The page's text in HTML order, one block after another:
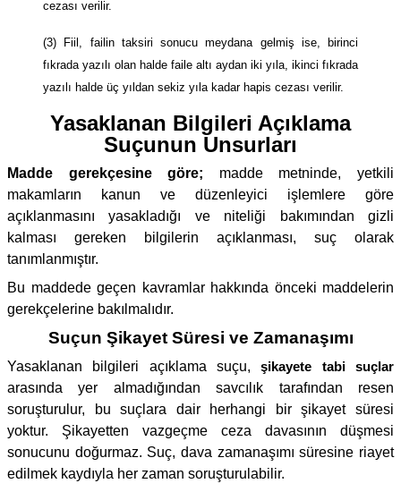
cezası verilir.
(3) Fiil, failin taksiri sonucu meydana gelmiş ise, birinci
fıkrada yazılı olan halde faile altı aydan iki yıla, ikinci fıkrada
yazılı halde üç yıldan sekiz yıla kadar hapis cezası verilir.
Yasaklanan Bilgileri Açıklama
Suçunun Unsurları
Madde gerekçesine göre; madde metninde, yetkili
makamların kanun ve düzenleyici işlemlere göre
açıklanmasını yasakladığı ve niteliği bakımından gizli
kalması gereken bilgilerin açıklanması, suç olarak
tanımlanmıştır.
Bu maddede geçen kavramlar hakkında önceki maddelerin
gerekçelerine bakılmalıdır.
Suçun Şikayet Süresi ve Zamanaşımı
Yasaklanan bilgileri açıklama suçu,şikayete tabi suçlar
arasında yer almadığından savcılık tarafından resen
soruşturulur, bu suçlara dair herhangi bir şikayet süresi
yoktur. Şikayetten vazgeçme ceza davasının düşmesi
sonucunu doğurmaz. Suç, dava zamanaşımı süresine riayet
edilmek kaydıyla her zaman soruşturulabilir.